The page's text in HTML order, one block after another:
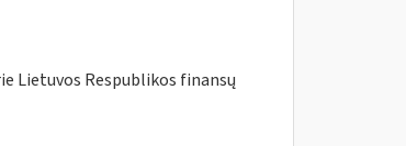
Lietuvos Respublikos finansų